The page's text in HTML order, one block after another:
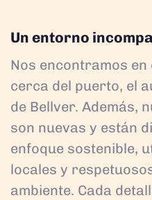
Un entorno
Nos encontramos en
cerca del puerto, el
de Bellver. Además,
son nuevas y están
enfoque sostenible,
locales y
ambiente. Cada